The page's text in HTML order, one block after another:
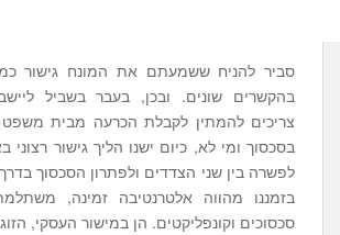
סביר להניח ששמעתם את המונח גישור
בהקשרים שונים. ובכן, בעבר בשביל
צריכים להמתין לקבלת הכרעה מבית
בסכסוך ומי לא, כיום ישנו הליך גישור רצוני
לפשרה בין שני הצדדים ולפתרון הסכסוך
בזמננו מהווה אלטרנטיבה זמינה,
סכסוכים וקונפליקטים. הן במישור העסקי,